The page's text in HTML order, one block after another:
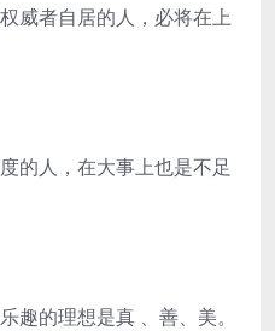
威者自居的人，必将在上
的人，在大事上也是不足
趣的理想是真 、善、美。